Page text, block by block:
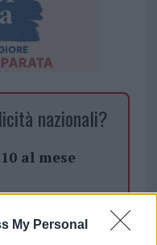
My Personal
nazionali?
al mese